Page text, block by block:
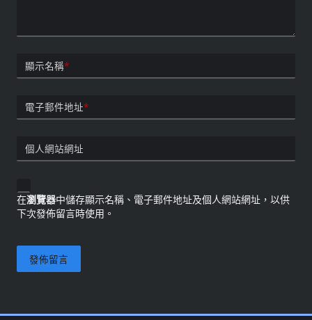
顯示名稱*
電子郵件地址*
個人網站網址
在瀏覽器中儲存顯示名稱、電子郵件地址及個人網站網址，以供
下次發佈留言時使用。